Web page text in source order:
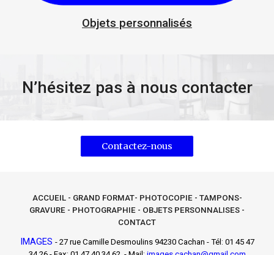
Objets personnalisés
N’hésitez pas à nous contacter
Contactez-nous
ACCUEIL- GRAND FORMAT- PHOTOCOPIE - TAMPONS-
GRAVURE - PHOTOGRAPHIE - OBJETS PERSONNALISES -
CONTACT
IMAGES - 27 rue Camille Desmoulins 94230 Cachan - Tél: 01 45 47